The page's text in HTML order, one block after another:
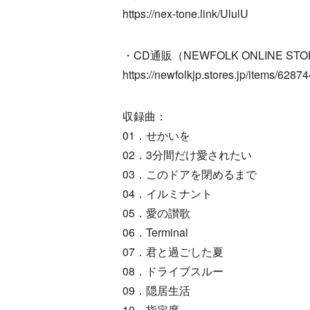
https://nex-tone.link/UlulU
・CD通販（NEWFOLK ONLINE
https://newfolkjp.stores.jp/items/
収録曲：
01．せかいを
02．3分間だけ愛されたい
03．このドアを閉めるまで
04．イルミナント
05．愛の讃歌
06．Terminal
07．君と過ごした夏
08．ドライブスルー
09．隠居生活